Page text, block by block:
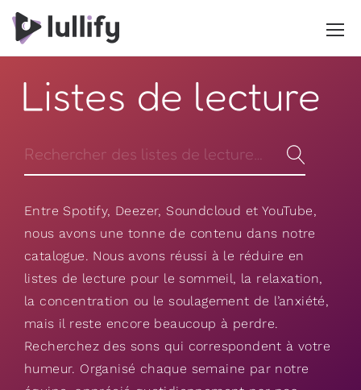
Listes de lecture
Entre Spotify, Deezer, Soundcloud et YouTube,
nous avons une tonne de contenu dans notre
catalogue. Nous avons réussi à le réduire en
listes de lecture pour le sommeil, la relaxation,
la concentration ou le soulagement de l’anxiété,
mais il reste encore beaucoup à perdre.
Recherchez des sons qui correspondent à votre
humeur. Organisé chaque semaine par notre